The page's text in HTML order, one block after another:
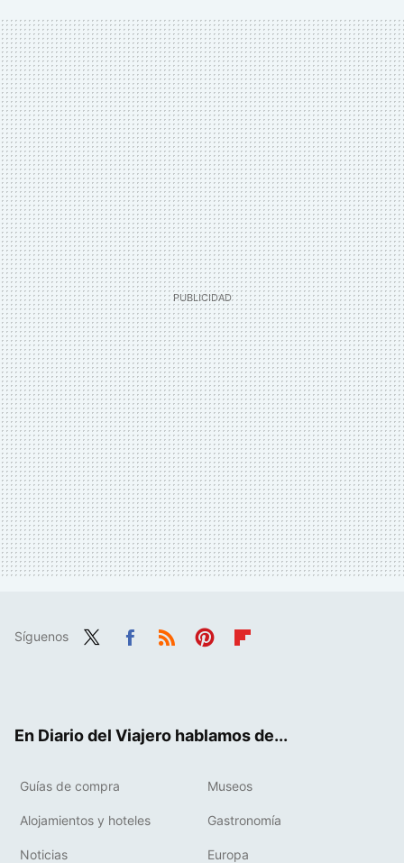
Síguenos
En Diario del Viajero hablamos de...
Guías de compra Museos
Alojamientos y hoteles Gastronomía
Noticias Europa